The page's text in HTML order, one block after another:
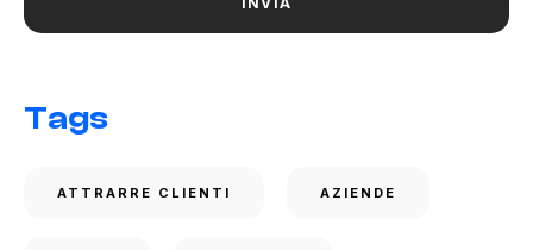
Tags
ATTRARRE CLIENTI AZIENDE